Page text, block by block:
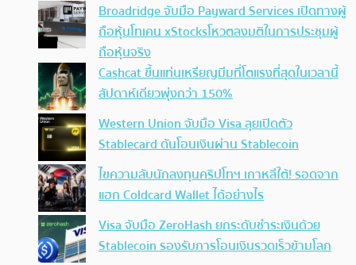
Broadridge จับมือ Payward Services เปิดทางผู้
ถือหุ้นโทเคน xStocksโหวตลงมติในการประชุมผู้
ถือหุ้นจริง
Cashcat ขึ้นแท่นเหรียญมีมที่โตแรงที่สุดในเวลานี้
สัปดาห์เดียวพุ่งกว่า 150%
Western Union จับมือ Visa ลุยเปิดตัว
Stablecard ดันโอนเงินผ่าน Stablecoin
ไขความลับนักลงทุนคริปโทฯ เกาหลีใต้! รอดจาก
แฮก Coldcard Wallet ได้อย่างไร
Visa จับมือ ZeroHash ยกระดับชำระเงินด้วย
Stablecoin รองรับการโอนเงินรวดเร็วข้ามโลก